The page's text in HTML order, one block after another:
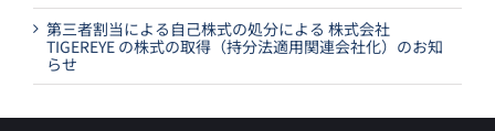
第三者割当による自己株式の処分による 株式会社
TIGEREYE の株式の取得（持分法適用関連会社化）のお知
らせ